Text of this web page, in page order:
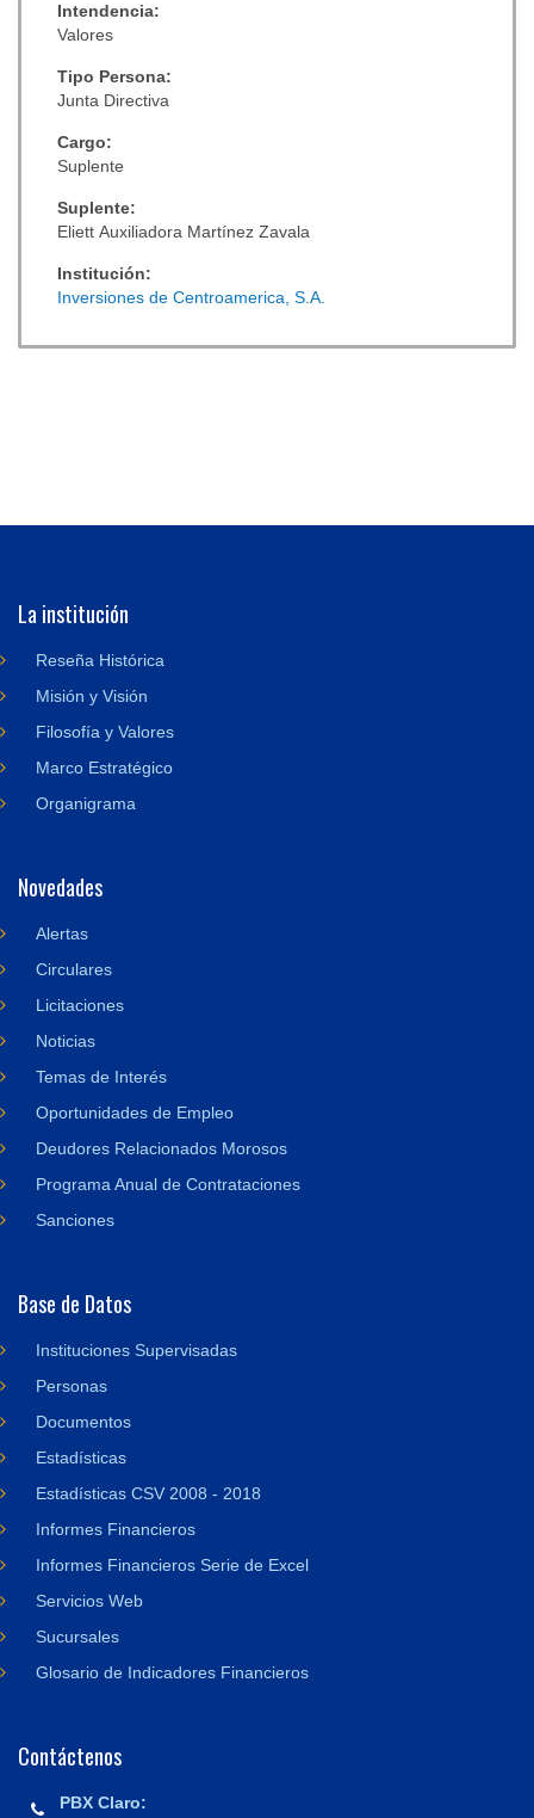
Intendencia:
Valores
Tipo Persona:
Junta Directiva
Cargo:
Suplente
Suplente:
Eliett Auxiliadora Martínez Zavala
Institución:
Inversiones de Centroamerica, S.A.
La institución
Reseña Histórica
Misión y Visión
Filosofía y Valores
Marco Estratégico
Organigrama
Novedades
Alertas
Circulares
Licitaciones
Noticias
Temas de Interés
Oportunidades de Empleo
Deudores Relacionados Morosos
Programa Anual de Contrataciones
Sanciones
Base de Datos
Instituciones Supervisadas
Personas
Documentos
Estadísticas
Estadísticas CSV 2008 - 2018
Informes Financieros
Informes Financieros Serie de Excel
Servicios Web
Sucursales
Glosario de Indicadores Financieros
Contáctenos
PBX Claro: